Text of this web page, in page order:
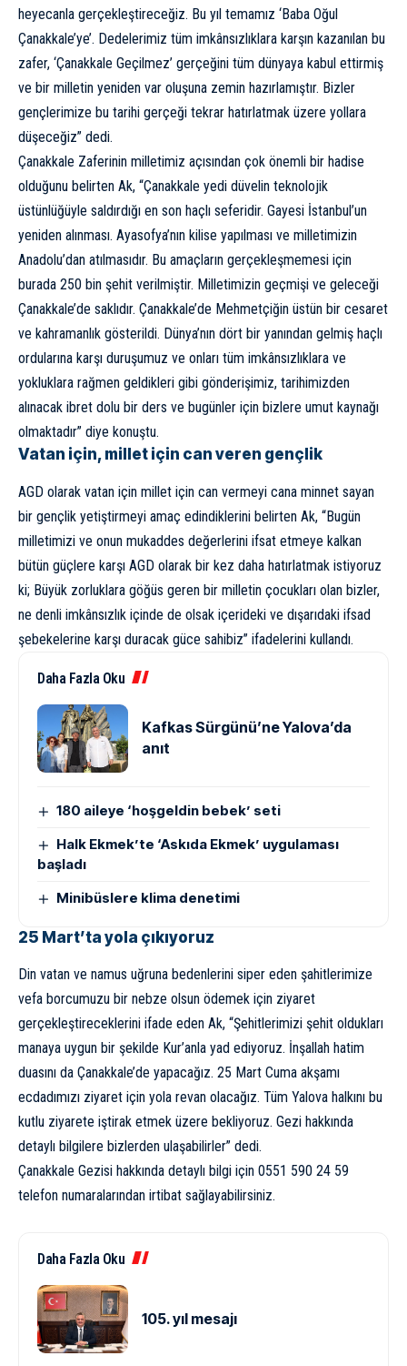
heyecanla gerçekleştireceğiz. Bu yıl temamız ‘Baba Oğul
Çanakkale’ye’. Dedelerimiz tüm imkânsızlıklara karşın kazanılan bu
zafer, ‘Çanakkale Geçilmez’ gerçeğini tüm dünyaya kabul ettirmiş
ve bir milletin yeniden var oluşuna zemin hazırlamıştır. Bizler
gençlerimize bu tarihi gerçeği tekrar hatırlatmak üzere yollara
düşeceğiz” dedi.
Çanakkale Zaferinin milletimiz açısından çok önemli bir hadise
olduğunu belirten Ak, “Çanakkale yedi düvelin teknolojik
üstünlüğüyle saldırdığı en son haçlı seferidir. Gayesi İstanbul’un
yeniden alınması. Ayasofya’nın kilise yapılması ve milletimizin
Anadolu’dan atılmasıdır. Bu amaçların gerçekleşmemesi için
burada 250 bin şehit verilmiştir. Milletimizin geçmişi ve geleceği
Çanakkale’de saklıdır. Çanakkale’de Mehmetçiğin üstün bir cesaret
ve kahramanlık gösterildi. Dünya’nın dört bir yanından gelmiş haçlı
ordularına karşı duruşumuz ve onları tüm imkânsızlıklara ve
yokluklara rağmen geldikleri gibi gönderişimiz, tarihimizden
alınacak ibret dolu bir ders ve bugünler için bizlere umut kaynağı
olmaktadır” diye konuştu.
Vatan için, millet için can veren gençlik
AGD olarak vatan için millet için can vermeyi cana minnet sayan
bir gençlik yetiştirmeyi amaç edindiklerini belirten Ak, “Bugün
milletimizi ve onun mukaddes değerlerini ifsat etmeye kalkan
bütün güçlere karşı AGD olarak bir kez daha hatırlatmak istiyoruz
ki; Büyük zorluklara göğüs geren bir milletin çocukları olan bizler,
ne denli imkânsızlık içinde de olsak içerideki ve dışarıdaki ifsad
şebekelerine karşı duracak güce sahibiz” ifadelerini kullandı.
Daha Fazla Oku
Kafkas Sürgünü’ne Yalova’da
anıt
180 aileye ‘hoşgeldin bebek’ seti
Halk Ekmek’te ‘Askıda Ekmek’ uygulaması
başladı
Minibüslere klima denetimi
25 Mart’ta yola çıkıyoruz
Din vatan ve namus uğruna bedenlerini siper eden şahitlerimize
vefa borcumuzu bir nebze olsun ödemek için ziyaret
gerçekleştireceklerini ifade eden Ak, “Şehitlerimizi şehit oldukları
manaya uygun bir şekilde Kur’anla yad ediyoruz. İnşallah hatim
duasını da Çanakkale’de yapacağız. 25 Mart Cuma akşamı
ecdadımızı ziyaret için yola revan olacağız. Tüm Yalova halkını bu
kutlu ziyarete iştirak etmek üzere bekliyoruz. Gezi hakkında
detaylı bilgilere bizlerden ulaşabilirler” dedi.
Çanakkale Gezisi hakkında detaylı bilgi için 0551 590 24 59
telefon numaralarından irtibat sağlayabilirsiniz.
Daha Fazla Oku
105. yıl mesajı